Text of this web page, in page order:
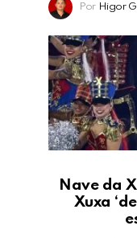
Por Higor
Nave da
Xuxa